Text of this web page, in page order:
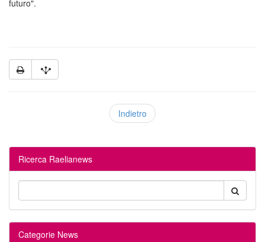
futuro".
Indietro
Ricerca Raelianews
Categorie News